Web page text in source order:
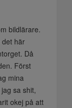
bildlärare.
det här
Då
Först
mina
sa shit,
okej på att